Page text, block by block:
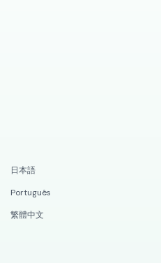
日本語
Português
繁體中文